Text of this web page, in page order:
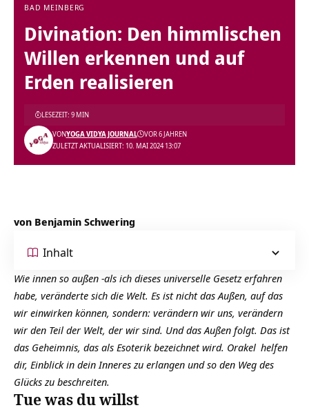
BAD MEINBERG
Divination: Den himmlischen
Willen erkennen und auf
Erden realisieren
ZULETZT AKTUALISIERT: 10. MAI 2024 13:07
VONYOGA VIDYA JOURNAL VOR 6 JAHREN
LESEZEIT: 9 MIN
von Benjamin Schwering
Inhalt
Wie innen so außen -als ich dieses universelle Gesetz erfahren
habe, veränderte sich die Welt. Es ist nicht das Außen, auf das
wir einwirken können, sondern: verändern wir uns, verändern
wir den Teil der Welt, der wir sind. Und das Außen folgt. Das ist
das Geheimnis, das als Esoterik bezeichnet wird. Orakel helfen
dir, Einblick in dein Inneres zu erlangen und so den Weg des
Glücks zu beschreiten.
Tue was du willst